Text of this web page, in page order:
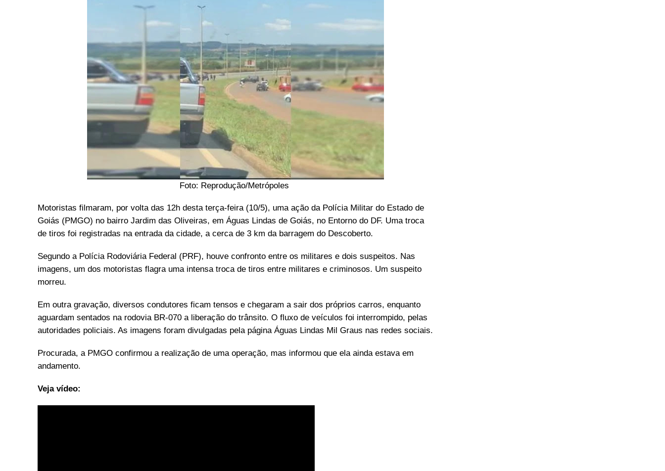
Foto: Reprodução/Metrópoles
Motoristas filmaram, por volta das 12h desta terça-feira (10/5), uma ação da Polícia Militar do Estado de
Goiás (PMGO) no bairro Jardim das Oliveiras, em Águas Lindas de Goiás, no Entorno do DF. Uma troca
de tiros foi registradas na entrada da cidade, a cerca de 3 km da barragem do Descoberto.
Segundo a Polícia Rodoviária Federal (PRF), houve confronto entre os militares e dois suspeitos. Nas
imagens, um dos motoristas flagra uma intensa troca de tiros entre militares e criminosos. Um suspeito
morreu.
Em outra gravação, diversos condutores ficam tensos e chegaram a sair dos próprios carros, enquanto
aguardam sentados na rodovia BR-070 a liberação do trânsito. O fluxo de veículos foi interrompido, pelas
autoridades policiais. As imagens foram divulgadas pela página Águas Lindas Mil Graus nas redes sociais.
Procurada, a PMGO confirmou a realização de uma operação, mas informou que ela ainda estava em
andamento.
Veja vídeo: